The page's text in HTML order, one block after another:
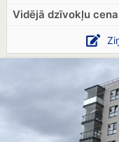
Vidējā dzīvokļu cena